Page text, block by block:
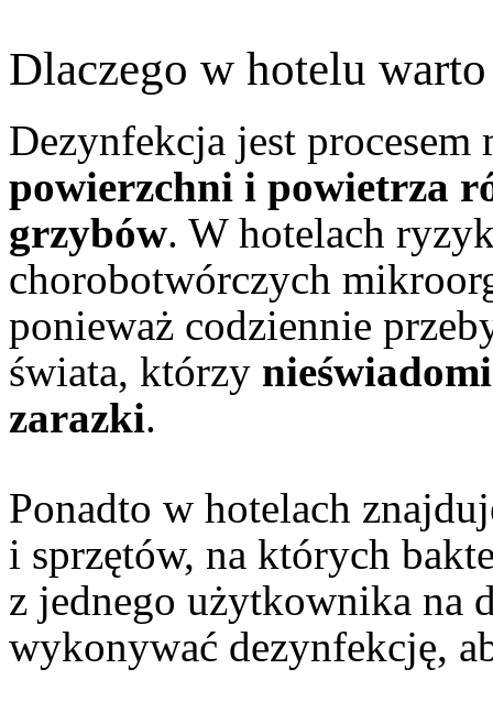
Dlaczego w hotelu
Dezynfekcja jest procesem
powierzchni i powietrza
grzybów. W hotelach
chorobotwórczych
ponieważ codziennie
świata, którzy
zarazki.
Ponadto w hotelach
i sprzętów, na których
z jednego użytkownika na
wykonywać dezynfekcję,